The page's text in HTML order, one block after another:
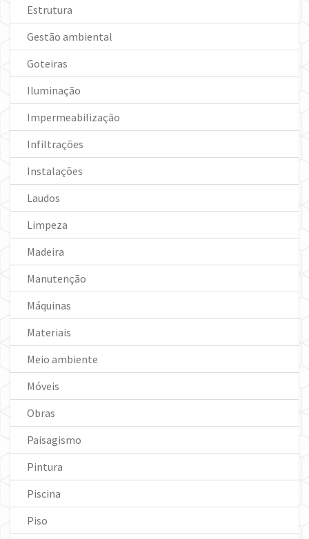
Estrutura
Gestão ambiental
Goteiras
Iluminação
Impermeabilização
Infiltrações
Instalações
Laudos
Limpeza
Madeira
Manutenção
Máquinas
Materiais
Meio ambiente
Móveis
Obras
Paisagismo
Pintura
Piscina
Piso